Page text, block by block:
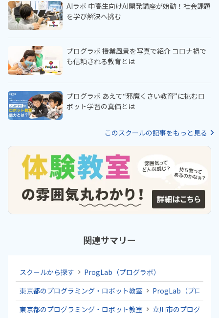
AIラボ 中高生向けAI開発講座が始動！社会課題
を学び解決へ挑む
プログラボ 授業風景を写真で紹介 コロナ禍で
も信頼される教育とは
プログラボ あえて“邪魔くさい教育”に挑むロ
ボット学習の真価とは
このスクールの記事をもっと見る
関連サマリー
スクールから探す
ProgLab（プログラボ）
東京都のプログラミング・ロボット教室
ProgLab（プログラ
東京都のプログラミング・ロボット教室
立川市のプログラミ